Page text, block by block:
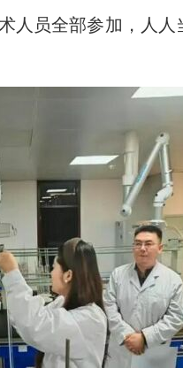
员全部参加，人